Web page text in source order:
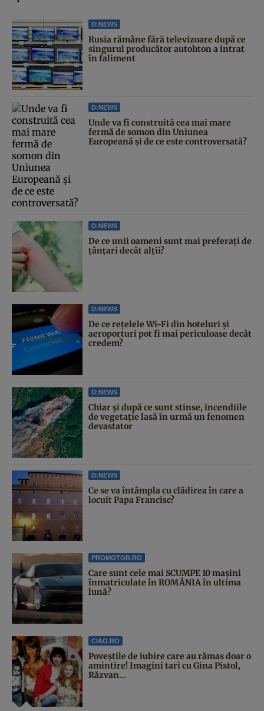
D:NEWS
Rusia rămâne fără televizoare după ce
singurul producător autohton a intrat
în faliment
D:NEWS
Unde va fi construită cea mai mare
fermă de somon din Uniunea
Europeană și de ce este controversată?
D:NEWS
De ce unii oameni sunt mai preferați de
țânțari decât alții?
D:NEWS
De ce rețelele Wi-Fi din hoteluri și
aeroporturi pot fi mai periculoase decât
credem?
D:NEWS
Chiar și după ce sunt stinse, incendiile
de vegetație lasă în urmă un fenomen
devastator
D:NEWS
Ce se va întâmpla cu clădirea în care a
locuit Papa Francisc?
PROMOTOR.RO
Care sunt cele mai SCUMPE 10 mașini
înmatriculate în ROMÂNIA în ultima
lună?
CIAO.RO
Poveştile de iubire care au rămas doar o
amintire! Imagini tari cu Gina Pistol,
Răzvan...